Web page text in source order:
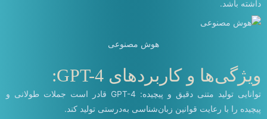
داشته باشد.
هوش مصنوعی
ویژگی‌ها و کاربردهای GPT-4:
توانایی تولید متنی دقیق و پیچیده: GPT-4 قادر است جملات طولانی و
پیچیده را با رعایت قوانین زبان‌شناسی به‌درستی تولید کند.